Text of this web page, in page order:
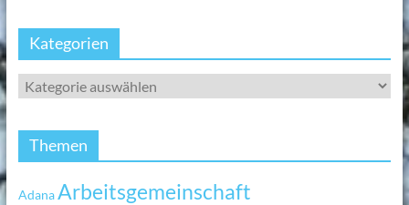
Kategorien
Themen
AdanaArbeitsgemeinschaft